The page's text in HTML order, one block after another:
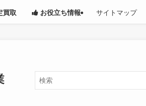
買取 お役立ち情報 サイトマップ